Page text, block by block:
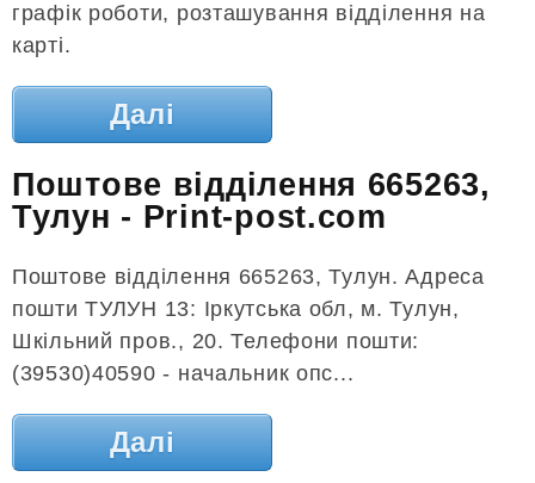
графік роботи, розташування відділення на
карті.
Далі
Поштове відділення 665263,
Тулун - Print-post.com
Поштове відділення 665263, Тулун. Адреса
пошти ТУЛУН 13: Іркутська обл, м. Тулун,
Шкільний пров., 20. Телефони пошти:
(39530)40590 - начальник опс...
Далі